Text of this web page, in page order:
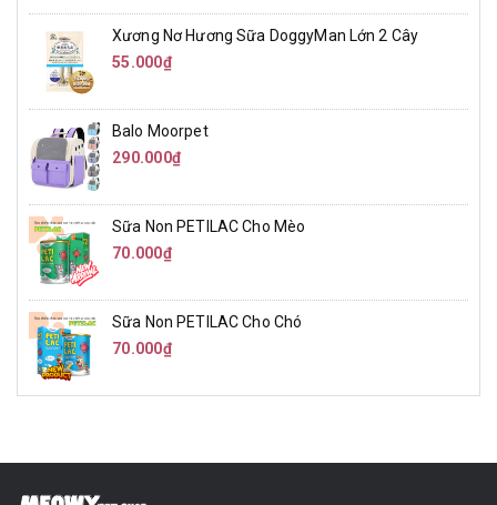
Xương Nơ Hương Sữa DoggyMan Lớn 2 Cây
55.000₫
Balo Moorpet
290.000₫
Sữa Non PETILAC Cho Mèo
70.000₫
Sữa Non PETILAC Cho Chó
70.000₫